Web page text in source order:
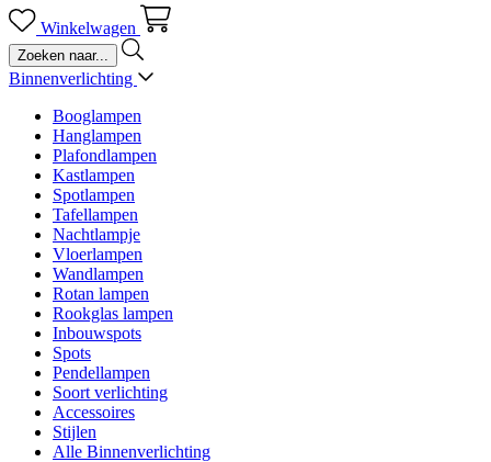
Winkelwagen
Binnenverlichting
Booglampen
Hanglampen
Plafondlampen
Kastlampen
Spotlampen
Tafellampen
Nachtlampje
Vloerlampen
Wandlampen
Rotan lampen
Rookglas lampen
Inbouwspots
Spots
Pendellampen
Soort verlichting
Accessoires
Stijlen
Alle Binnenverlichting